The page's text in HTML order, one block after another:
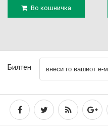
Во кошничка
Билтен